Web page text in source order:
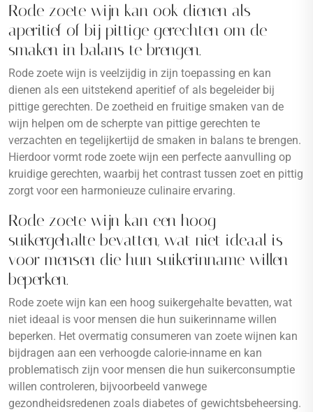
Rode zoete wijn kan ook dienen als
aperitief of bij pittige gerechten om de
smaken in balans te brengen.
Rode zoete wijn is veelzijdig in zijn toepassing en kan
dienen als een uitstekend aperitief of als begeleider bij
pittige gerechten. De zoetheid en fruitige smaken van de
wijn helpen om de scherpte van pittige gerechten te
verzachten en tegelijkertijd de smaken in balans te brengen.
Hierdoor vormt rode zoete wijn een perfecte aanvulling op
kruidige gerechten, waarbij het contrast tussen zoet en pittig
zorgt voor een harmonieuze culinaire ervaring.
Rode zoete wijn kan een hoog
suikergehalte bevatten, wat niet ideaal is
voor mensen die hun suikerinname willen
beperken.
Rode zoete wijn kan een hoog suikergehalte bevatten, wat
niet ideaal is voor mensen die hun suikerinname willen
beperken. Het overmatig consumeren van zoete wijnen kan
bijdragen aan een verhoogde calorie-inname en kan
problematisch zijn voor mensen die hun suikerconsumptie
willen controleren, bijvoorbeeld vanwege
gezondheidsredenen zoals diabetes of gewichtsbeheersing.